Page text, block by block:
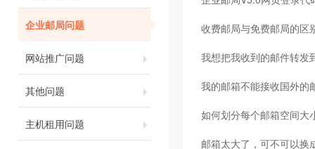
企业邮局问题
网站推广问题
其他问题
主机租用问题
收费邮局与免费邮局的区
我想把我收到的邮件转发
我的邮箱不能接收国外的
如何划分每个邮箱空间大
邮箱太大了，可不可以换